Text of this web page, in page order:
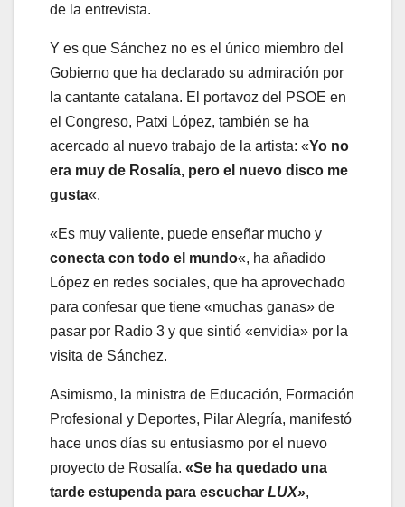
de la entrevista.
Y es que Sánchez no es el único miembro del
Gobierno que ha declarado su admiración por
la cantante catalana. El portavoz del PSOE en
el Congreso, Patxi López, también se ha
acercado al nuevo trabajo de la artista: «Yo no
era muy de Rosalía, pero el nuevo disco me
gusta«.
«Es muy valiente, puede enseñar mucho y
conecta con todo el mundo«, ha añadido
López en redes sociales, que ha aprovechado
para confesar que tiene «muchas ganas» de
pasar por Radio 3 y que sintió «envidia» por la
visita de Sánchez.
Asimismo, la ministra de Educación, Formación
Profesional y Deportes, Pilar Alegría, manifestó
hace unos días su entusiasmo por el nuevo
proyecto de Rosalía. «Se ha quedado una
tarde estupenda para escuchar LUX»,